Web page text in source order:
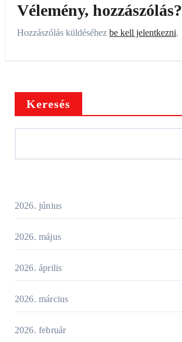
Vélemény, hozzászólás?
Hozzászólás küldéséhezbe kell jelentkezni.
Keresés
2026. június
2026. május
2026. április
2026. március
2026. február